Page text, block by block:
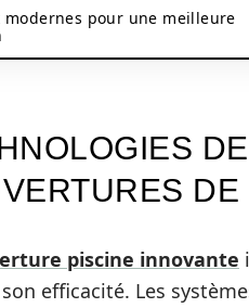
modernes pour une meilleure
DE
piscine innovante
efficacité. Les